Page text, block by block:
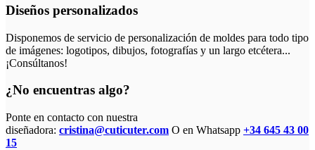
Diseños personalizados
Disponemos de servicio de personalización de moldes para todo tipo
de imágenes: logotipos, dibujos, fotografías y un largo etcétera...
¡Consúltanos!
¿No encuentras algo?
Ponte en contacto con nuestra
diseñadora: cristina@cuticuter.com O en Whatsapp +34 645 43 00
15